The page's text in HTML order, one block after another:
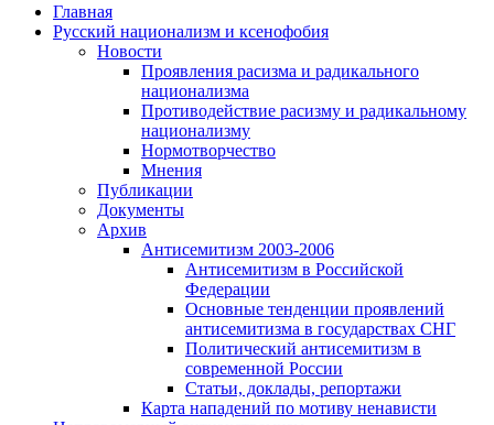
Главная
Русский национализм и ксенофобия
Новости
Проявления расизма и радикального
национализма
Противодействие расизму и радикальному
национализму
Нормотворчество
Мнения
Публикации
Документы
Архив
Антисемитизм 2003-2006
Антисемитизм в Российской
Федерации
Основные тенденции проявлений
антисемитизма в государствах СНГ
Политический антисемитизм в
современной России
Статьи, доклады, репортажи
Карта нападений по мотиву ненависти